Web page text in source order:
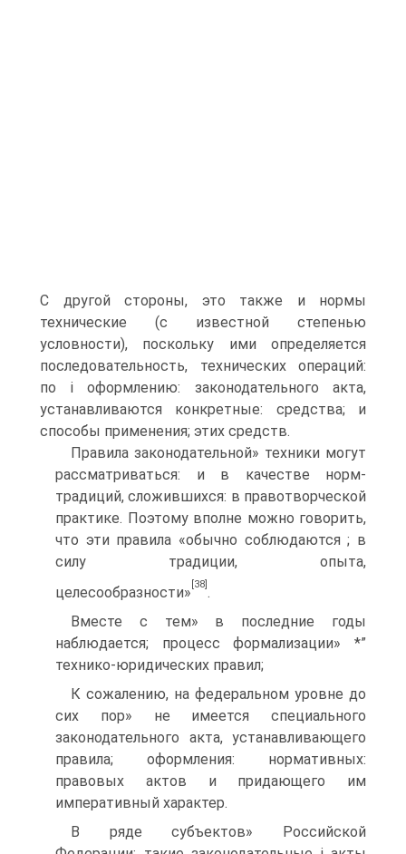
C другой стороны, это также и нормы
технические (с известной степенью
условности), поскольку ими определяется
последовательность, технических операций:
по і оформлению: законодательного акта,
устанавливаются конкретные: средства; и
способы применения; этих средств.
Правила законодательной» техники могут
рассматриваться: и в качестве норм-
традиций, сложившихся: в правотворческой
практике. Поэтому вполне можно говорить,
что эти правила «обычно соблюдаются ; в
силу традиции, опыта,
целесообразности»
[38]
.
Вместе с тем» в последние годы
наблюдается; процесс формализации» *”
технико-юридических правил;
К сожалению, на федеральном уровне до
сих пор» не имеется специального
законодательного акта, устанавливающего
правила; оформления: нормативных:
правовых актов и придающего им
императивный характер.
В ряде субъектов» Российской